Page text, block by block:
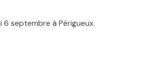
septembre à Périgueux.